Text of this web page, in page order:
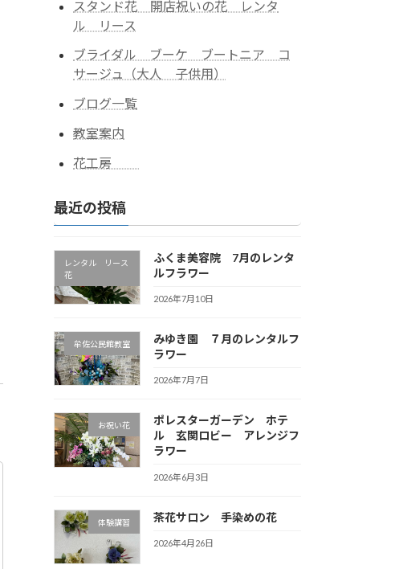
スタンド花 開店祝いの花 レンタ
ル リース
ブライダル ブーケ ブートニア コ
サージュ（大人 子供用）
ブログ一覧
教室案内
花工房
最近の投稿
レンタル リース
花
ふくま美容院 7月のレンタ
ルフラワー
2026年7月10日
牟佐公民館教室
みゆき園 ７月のレンタルフ
ラワー
2026年7月7日
お祝い花
ポレスターガーデン ホテ
ル 玄関ロビー アレンジフ
ラワー
2026年6月3日
体験講習 茶花サロン 手染めの花
2026年4月26日